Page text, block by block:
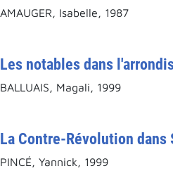
AMAUGER, Isabelle, 1987
Les notables dans
BALLUAIS, Magali, 1999
La Contre-Révolution
PINCÉ, Yannick, 1999